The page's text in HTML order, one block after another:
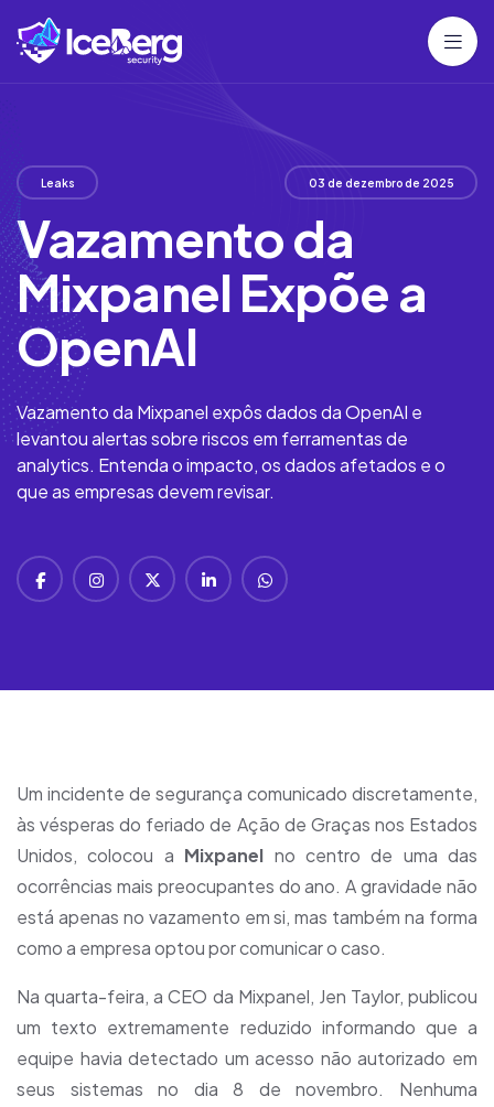
Leaks 03 de dezembro de 2025
Vazamento da
Mixpanel Expõe a
OpenAI
Vazamento da Mixpanel expôs dados da OpenAI e
levantou alertas sobre riscos em ferramentas de
analytics. Entenda o impacto, os dados afetados e o
que as empresas devem revisar.
Um incidente de segurança comunicado discretamente,
às vésperas do feriado de Ação de Graças nos Estados
Unidos, colocou a Mixpanel no centro de uma das
ocorrências mais preocupantes do ano. A gravidade não
está apenas no vazamento em si, mas também na forma
como a empresa optou por comunicar o caso.
Na quarta-feira, a CEO da Mixpanel, Jen Taylor, publicou
um texto extremamente reduzido informando que a
equipe havia detectado um acesso não autorizado em
seus sistemas no dia 8 de novembro. Nenhuma